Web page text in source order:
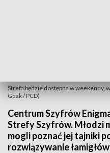
Strefa będzie dostępna w weekendy,
Gdak / PCD)
Centrum Szyfrów
Strefy Szyfrów. Młodzi
mogli poznać jej tajniki
rozwiązywanie